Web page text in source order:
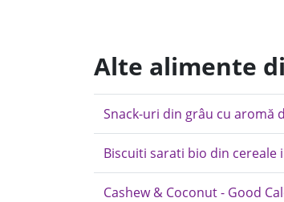
Alte alimente
Snack-uri din grâu cu aromă
Biscuiti sarati bio din cereale
Cashew & Coconut - Good